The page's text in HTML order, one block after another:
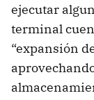
ejecutar
terminal
“expansión